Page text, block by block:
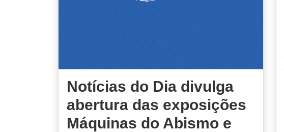
Notícias do Dia divulga
abertura das exposições
Máquinas do Abismo e